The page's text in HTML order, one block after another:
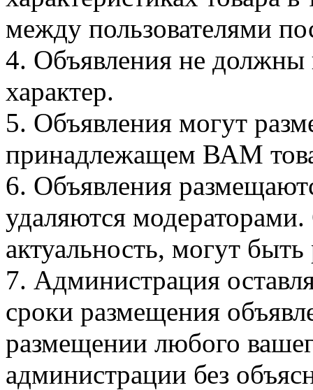
между пользователями
4. Объявления не должны
характер.
5. Объявления могут
принадлежащем ВАМ
6. Объявления
удаляются
актуальность, могут
7. Администрация
сроки размещения
размещении любого
администрации без